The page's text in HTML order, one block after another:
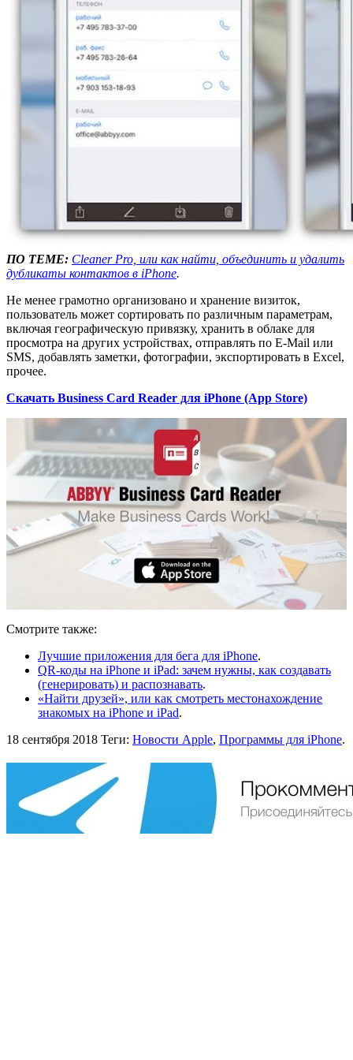
ПО ТЕМЕ: Cleaner Pro, или как найти, объединить и удалить
дубликаты контактов в iPhone.
Не менее грамотно организовано и хранение визиток,
пользователь может сортировать по различным параметрам,
включая географическую привязку, хранить в облаке для
просмотра на других устройствах, отправлять по E-Mail или
SMS, добавлять заметки, фотографии, экспортировать в Excel,
прочее.
Скачать Business Card Reader для iPhone (App Store)
Смотрите также:
Лучшие приложения для бега для iPhone.
QR-коды на iPhone и iPad: зачем нужны, как создавать
(генерировать) и распознавать.
«Найти друзей», или как смотреть местонахождение
знакомых на iPhone и iPad.
18 сентября 2018 Теги: Новости Apple, Программы для iPhone.